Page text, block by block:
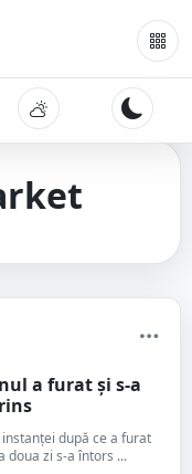
a furat și s-a
după ce a furat
doua zi s-a întors ...